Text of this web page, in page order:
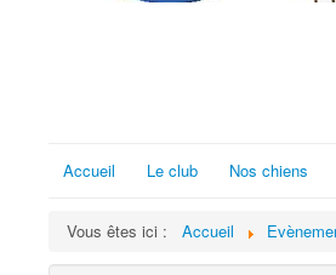
Accueil Le club Nos chiens
Vous êtes ici : Accueil